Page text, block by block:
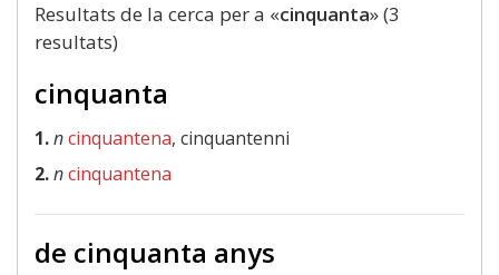
Resultats de la cerca per a «cinquanta» (3
resultats)
cinquanta
1.ncinquantena, cinquantenni
2.ncinquantena
de cinquanta anys